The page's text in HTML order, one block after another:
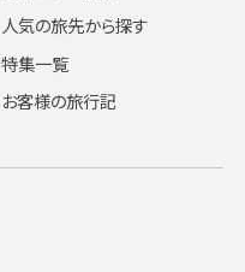
人気の旅先から探す
特集一覧
お客様の旅行記